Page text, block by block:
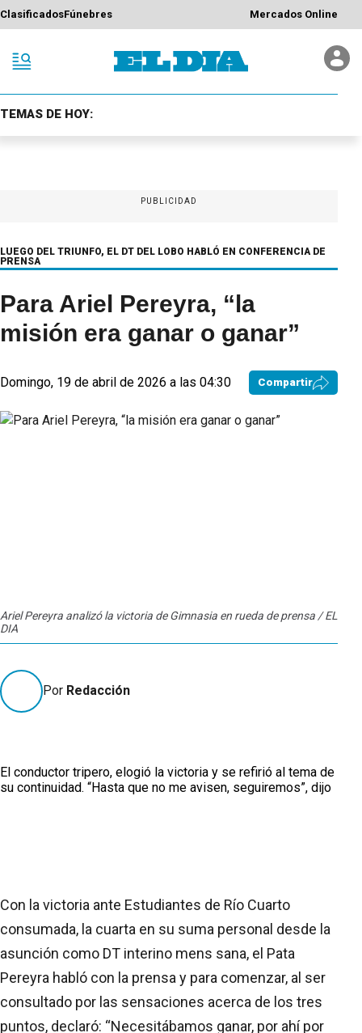
ClasificadosFúnebres Mercados Online
TEMAS DE HOY:
PUBLICIDAD
LUEGO DEL TRIUNFO, EL DT DEL LOBO HABLÓ EN CONFERENCIA DE
PRENSA
Para Ariel Pereyra, “la
misión era ganar o ganar”
Domingo, 19 de abril de 2026 a las 04:30 Compartir
Ariel Pereyra analizó la victoria de Gimnasia en rueda de prensa / EL
DIA
Por Redacción
El conductor tripero, elogió la victoria y se refirió al tema de
su continuidad. “Hasta que no me avisen, seguiremos”, dijo
Con la victoria ante Estudiantes de Río Cuarto
consumada, la cuarta en su suma personal desde la
asunción como DT interino mens sana, el Pata
Pereyra habló con la prensa y para comenzar, al ser
consultado por las sensaciones acerca de los tres
puntos, declaró: “Necesitábamos ganar, por ahí por